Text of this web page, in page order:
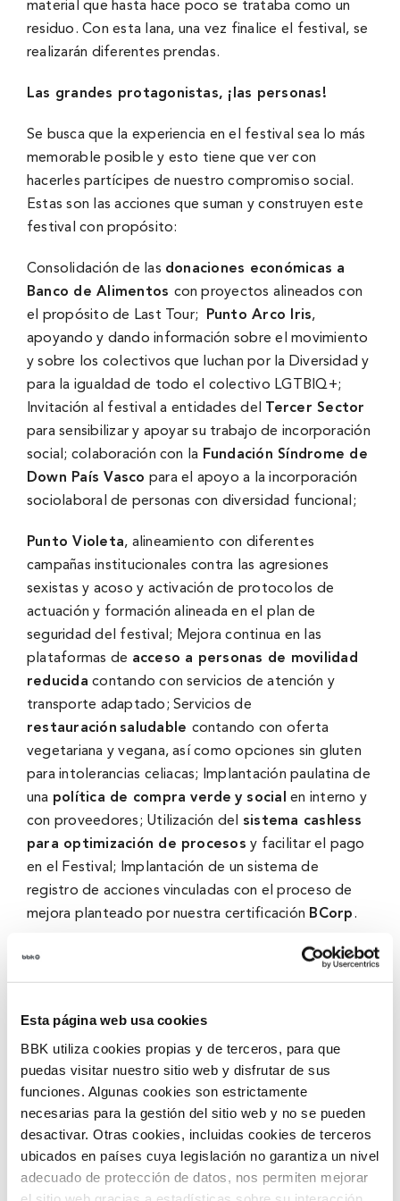
Esta página web usa cookies
BBK utiliza cookies propias y de terceros, para que
puedas visitar nuestro sitio web y disfrutar de sus
funciones. Algunas cookies son estrictamente
necesarias para la gestión del sitio web y no se pueden
desactivar. Otras cookies, incluidas cookies de terceros
ubicados en países cuya legislación no garantiza un nivel
adecuado de protección de datos, nos permiten mejorar
material que hasta hace poco se trataba como un
residuo. Con esta lana, una vez finalice el festival, se
realizarán diferentes prendas.
Las grandes protagonistas, ¡las personas!
Se busca que la experiencia en el festival sea lo más
memorable posible y esto tiene que ver con
hacerles partícipes de nuestro compromiso social.
Estas son las acciones que suman y construyen este
festival con propósito:
Consolidación de las donaciones económicas a
Banco de Alimentos con proyectos alineados con
el propósito de Last Tour;
Punto Arco Iris,
apoyando y dando información sobre el movimiento
y sobre los colectivos que luchan por la Diversidad y
para la igualdad de todo el colectivo LGTBIQ+;
Invitación al festival a entidades del
Tercer Sector
para sensibilizar y apoyar su trabajo de incorporación
social; colaboración con la Fundación Síndrome de
Down País Vasco para el apoyo a la incorporación
sociolaboral de personas con diversidad funcional;
Punto Violeta, alineamiento con diferentes
campañas institucionales contra las agresiones
sexistas y acoso y activación de protocolos de
actuación y formación alineada en el plan de
seguridad del festival; Mejora continua en las
plataformas de acceso a personas de movilidad
reducida contando con servicios de atención y
transporte adaptado; Servicios de
restauración saludable contando con oferta
vegetariana y vegana, así como opciones sin gluten
para intolerancias celiacas; Implantación paulatina de
una política de compra verde y social
en interno y
con proveedores; Utilización del sistema cashless
para optimización de procesos y facilitar el pago
en el Festival; Implantación de un sistema de
registro de acciones vinculadas con el proceso de
mejora planteado por nuestra certificación BCorp.
El gran Bilbao, la ciudad de nuestro festival
después y durante el evento. Su objetivo es
colaborar y apoyar la economía de la comunidad y
enriquecer el escenario cultural generando un
ecosistema de alianzas.
El festival trabaja conjuntamente con las
asociaciones de vecinosde los barrios de Altamira,
San Gabriel y Monte Caramelo, anexos a